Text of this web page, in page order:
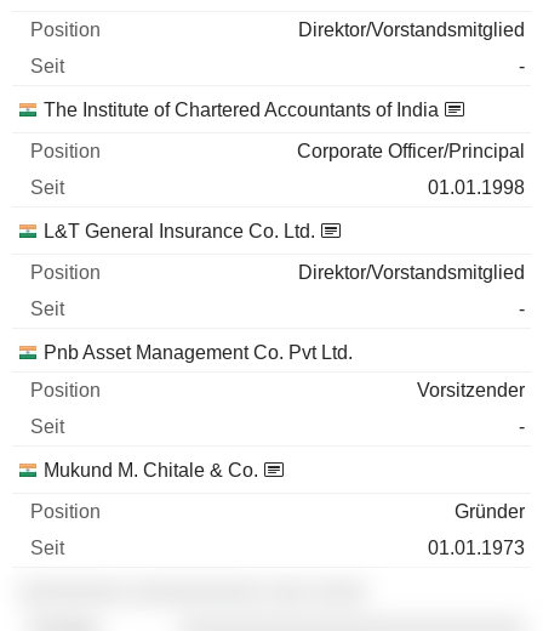
Direktor/Vorstandsmitglied
-
The Institute of Chartered Accountants of India
Corporate Officer/Principal
01.01.1998
L&T General Insurance Co. Ltd.
Direktor/Vorstandsmitglied
-
Pnb Asset Management Co. Pvt Ltd.
Vorsitzender
-
Mukund M. Chitale & Co.
Gründer
01.01.1973